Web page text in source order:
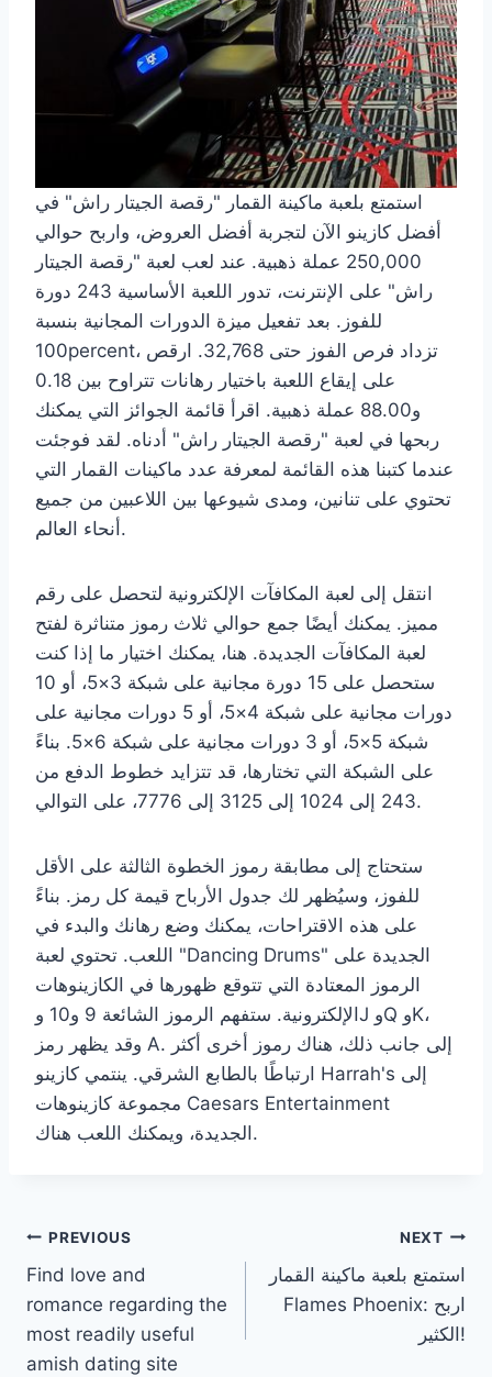
استمتع بلعبة ماكينة القمار "رقصة الجيتار راش" في
أفضل كازينو الآن لتجربة أفضل العروض، واربح حوالي
250,000 عملة ذهبية. عند لعب لعبة "رقصة الجيتار
راش" على الإنترنت، تدور اللعبة الأساسية 243 دورة
للفوز. بعد تفعيل ميزة الدورات المجانية بنسبة
100percent، تزداد فرص الفوز حتى 32,768. ارقص
على إيقاع اللعبة باختيار رهانات تتراوح بين 0.18
و88.00 عملة ذهبية. اقرأ قائمة الجوائز التي يمكنك
ربحها في لعبة "رقصة الجيتار راش" أدناه. لقد فوجئت
عندما كتبنا هذه القائمة لمعرفة عدد ماكينات القمار التي
تحتوي على تنانين، ومدى شيوعها بين اللاعبين من جميع
أنحاء العالم.
انتقل إلى لعبة المكافآت الإلكترونية لتحصل على رقم
مميز. يمكنك أيضًا جمع حوالي ثلاث رموز متناثرة لفتح
لعبة المكافآت الجديدة. هنا، يمكنك اختيار ما إذا كنت
ستحصل على 15 دورة مجانية على شبكة 3×5، أو 10
دورات مجانية على شبكة 4×5، أو 5 دورات مجانية على
شبكة 5×5، أو 3 دورات مجانية على شبكة 6×5. بناءً
على الشبكة التي تختارها، قد تتزايد خطوط الدفع من
243 إلى 1024 إلى 3125 إلى 7776، على التوالي.
ستحتاج إلى مطابقة رموز الخطوة الثالثة على الأقل
للفوز، وسيُظهر لك جدول الأرباح قيمة كل رمز. بناءً
على هذه الاقتراحات، يمكنك وضع رهانك والبدء في
اللعب. تحتوي لعبة "Dancing Drums" الجديدة على
الرموز المعتادة التي تتوقع ظهورها في الكازينوهات
الإلكترونية. ستفهم الرموز الشائعة 9 و10 وJ وQ وK،
وقد يظهر رمز A. إلى جانب ذلك، هناك رموز أخرى أكثر
ارتباطًا بالطابع الشرقي. ينتمي كازينو Harrah's إلى
مجموعة كازينوهات Caesars Entertainment
الجديدة، ويمكنك اللعب هناك.
PREVIOUS
Find love and
romance regarding the
most readily useful
amish dating site
NEXT
استمتع بلعبة ماكينة القمار
Flames Phoenix: اربح
الكثير!